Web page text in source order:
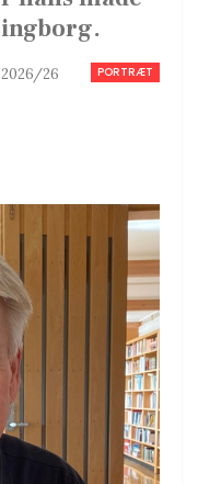
PORTRÆT
2026/26